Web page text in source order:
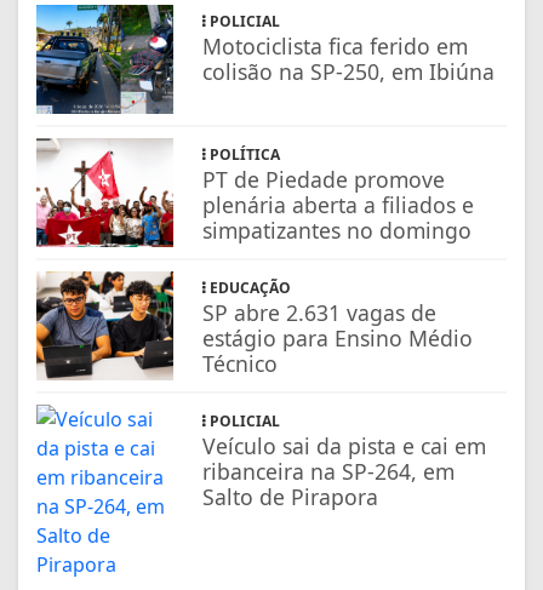
POLICIAL
Motociclista fica ferido em
colisão na SP-250, em Ibiúna
POLÍTICA
PT de Piedade promove
plenária aberta a filiados e
simpatizantes no domingo
EDUCAÇÃO
SP abre 2.631 vagas de
estágio para Ensino Médio
Técnico
POLICIAL
Veículo sai da pista e cai em
ribanceira na SP-264, em
Salto de Pirapora